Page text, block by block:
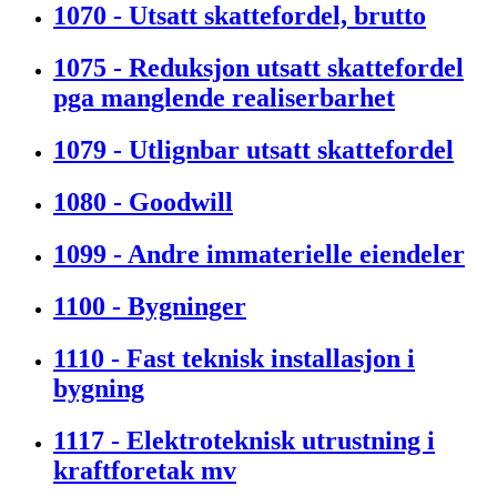
1070 - Utsatt skattefordel, brutto
1075 - Reduksjon utsatt skattefordel
pga manglende realiserbarhet
1079 - Utlignbar utsatt skattefordel
1080 - Goodwill
1099 - Andre immaterielle eiendeler
1100 - Bygninger
1110 - Fast teknisk installasjon i
bygning
1117 - Elektroteknisk utrustning i
kraftforetak mv